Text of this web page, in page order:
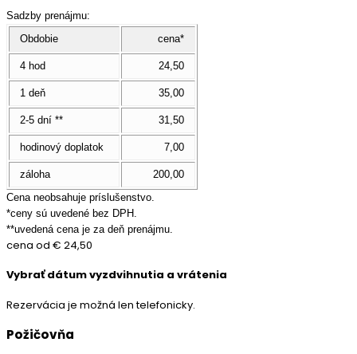
Sadzby prenájmu:
Obdobie
cena*
4 hod 24,50
1 deň 35,00
2-5 dní ** 31,50
hodinový doplatok 7,00
záloha
200,00
Cena neobsahuje príslušenstvo.
*ceny sú uvedené bez DPH.
**uvedená cena je za deň prenájmu.
cena od € 24,50
Vybrať dátum vyzdvihnutia a vrátenia
Rezervácia je možná len telefonicky.
Požičovňa